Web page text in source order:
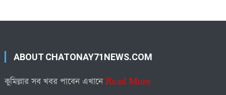
ABOUT CHATONAY71NEWS.COM
কুমিল্লার সব খবর পাবেন এখানেRead More